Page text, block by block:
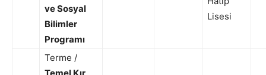
ve Sosyal
Bilimler
Programı
Lisesi
Terme /